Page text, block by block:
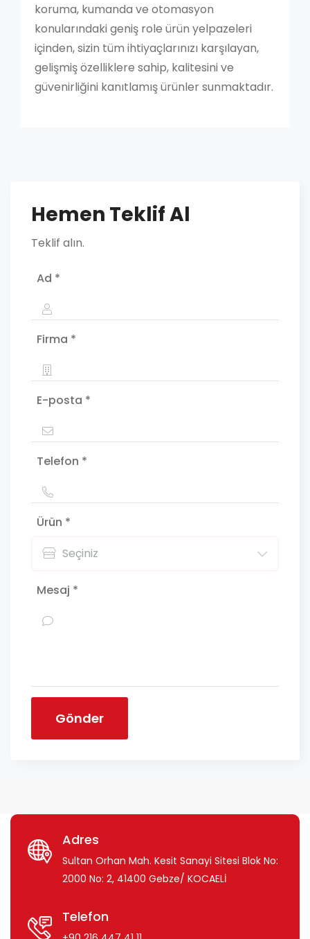
koruma, kumanda ve otomasyon
konularındaki geniş role ürün yelpazeleri
içinden, sizin tüm ihtiyaçlarınızı karşılayan,
gelişmiş özelliklere sahip, kalitesini ve
güvenirliğini kanıtlamış ürünler sunmaktadır.
Hemen Teklif Al
Teklif alın.
Ad *
Firma *
E-posta *
Telefon *
Ürün *
Mesaj *
Gönder
Adres
Sultan Orhan Mah. Kesit Sanayi Sitesi Blok No:
2000 No: 2, 41400 Gebze/ KOCAELİ
Telefon